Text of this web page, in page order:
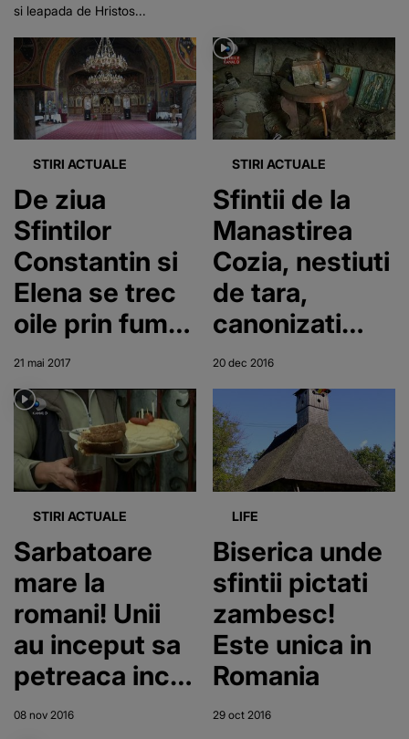
si leapada de Hristos...
STIRI ACTUALE
De ziua
Sfintilor
Constantin si
Elena se trec
oile prin fum.
Traditii si
superstitii
legate de
aceasta
sarbatoare
21 mai 2017
STIRI ACTUALE
Sfintii de la
Manastirea
Cozia, nestiuti
de tara,
canonizati
dupa sute de
ani! Locuiau in
chilii in
stanca, iar la
ruga unuia
dintre ei un
izvor a aparut
peste noapte
20 dec 2016
STIRI ACTUALE
Sarbatoare
mare la
romani! Unii
au inceput sa
petreaca inca
de dimineata
08 nov 2016
LIFE
Biserica unde
sfintii pictati
zambesc!
Este unica in
Romania
29 oct 2016